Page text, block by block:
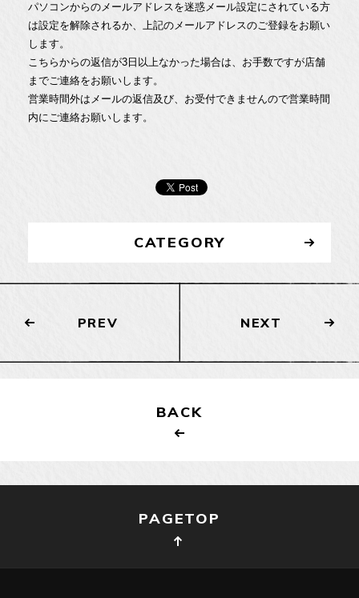
パソコンからのメールアドレスを迷惑メール設定にされている方
は設定を解除されるか、上記のメールアドレスのご登録をお願い
します。
こちらからの返信が3日以上なかった場合は、お手数ですが店舗
までご連絡をお願いします。
営業時間外はメールの返信及び、お受付できませんので営業時間
内にご連絡お願いします。
CATEGORY
PREV NEXT
BACK
PAGETOP